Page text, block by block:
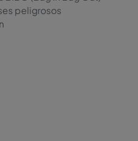
peligrosos